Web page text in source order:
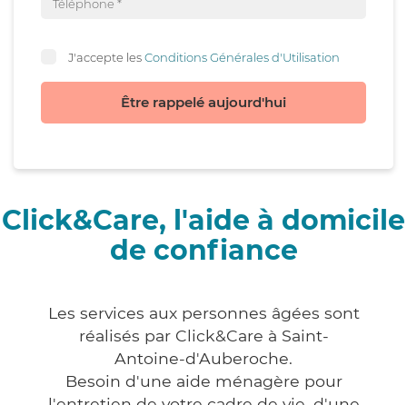
J'accepte lesConditions Générales d'Utilisation
Être rappelé aujourd'hui
Click&Care, l'aide à domicile
de confiance
Les services aux personnes âgées sont
réalisés par Click&Care à Saint-
Antoine-d'Auberoche.
Besoin d'une aide ménagère pour